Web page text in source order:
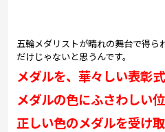
五輪メダリストが晴れの舞台で得
だけじゃないと思うんです。
メダルを、華々しい表彰
メダルの色にふさわしい
正しい色のメダルを受け取